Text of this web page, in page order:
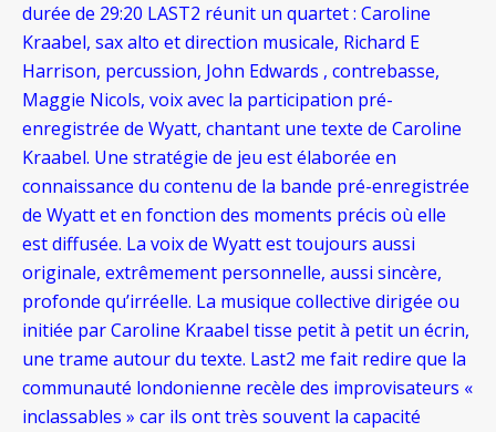
durée de 29:20 LAST2 réunit un quartet : Caroline
Kraabel, sax alto et direction musicale, Richard E
Harrison, percussion, John Edwards , contrebasse,
Maggie Nicols, voix avec la participation pré-
enregistrée de Wyatt, chantant une texte de Caroline
Kraabel. Une stratégie de jeu est élaborée en
connaissance du contenu de la bande pré-enregistrée
de Wyatt et en fonction des moments précis où elle
est diffusée. La voix de Wyatt est toujours aussi
originale, extrêmement personnelle, aussi sincère,
profonde qu’irréelle. La musique collective dirigée ou
initiée par Caroline Kraabel tisse petit à petit un écrin,
une trame autour du texte. Last2 me fait redire que la
communauté londonienne recèle des improvisateurs «
inclassables » car ils ont très souvent la capacité